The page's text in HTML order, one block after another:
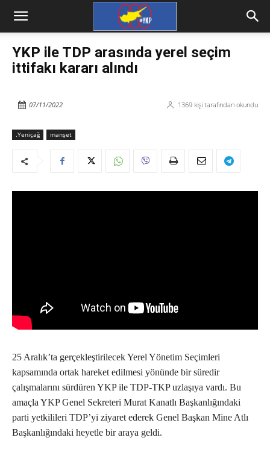
YKP ile TDP arasında yerel seçim
ittifakı kararı alındı
07/11/2022 1369 kişi tarafından okundu
.Yeniçağ manşet
25 Aralık’ta gerçekleştirilecek Yerel Yönetim Seçimleri
kapsamında ortak hareket edilmesi yönünde bir süredir
çalışmalarını sürdüren YKP ile TDP-TKP uzlaşıya vardı. Bu
amaçla YKP Genel Sekreteri Murat Kanatlı Başkanlığındaki
parti yetkilileri TDP’yi ziyaret ederek Genel Başkan Mine Atlı
Başkanlığındaki heyetle bir araya geldi.